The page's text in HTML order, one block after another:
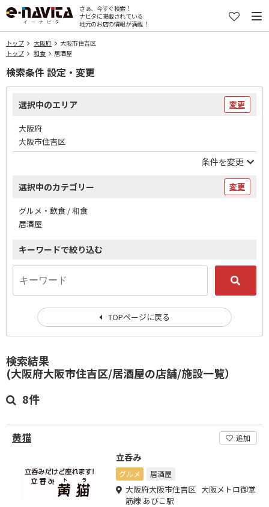
さぁ、今すぐ検索！
ナビタに掲載されている
地元のお店の情報が満載！
トップ 大阪府
大阪市住吉区
トップ
和食 居酒屋
検索結果
(大阪府大阪市住吉区/居酒屋の店舗/施設一覧）
8件
黄猫 追加
立呑み
グルメ 居酒屋
大阪府大阪市住吉区 大阪メトロ御堂
筋線 あびこ駅
検索条件 設定・変更
選択中のエリア 変更
大阪府
大阪市住吉区
条件を変更
選択中のカテゴリー 変更
グルメ・飲食 / 和食
居酒屋
キーワードで絞り込む
TOPページに戻る